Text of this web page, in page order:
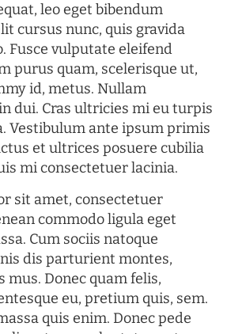
leo eget bibendum
cursus nunc, quis gravida
Fusce vulputate eleifend
purus quam, scelerisque ut,
id, metus. Nullam
dui. Cras ultricies mi eu turpis
Vestibulum ante ipsum primis
et ultrices posuere cubilia
mi consectetuer lacinia.
sit amet, consectetuer
commodo ligula eget
Cum sociis natoque
dis parturient montes,
Donec quam felis,
eu, pretium quis, sem.
quis enim. Donec pede